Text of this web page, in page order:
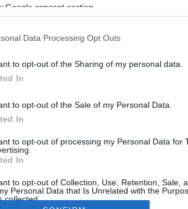
Google consent section.
Data Processing Opt Outs
to opt-out of the Sharing of my personal data.
In
to opt-out of the Sale of my Personal Data.
In
to opt-out of processing my Personal Data for
In
to opt-out of Collection, Use, Retention, Sale,
Personal Data that Is Unrelated with the
collected.